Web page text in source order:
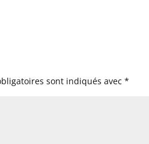
sont indiqués avec*